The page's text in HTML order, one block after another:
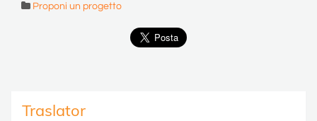
Proponi un progetto
Traslator